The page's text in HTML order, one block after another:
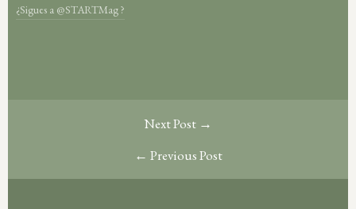
¿Sigues a @STARTMag ?
Next Post →
← Previous Post